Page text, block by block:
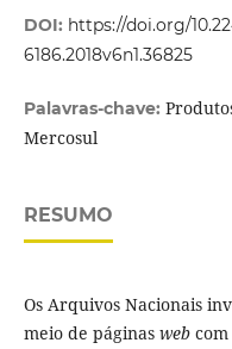
DOI: https://doi.org/
6186.2018v6n1.36825
Palavras-chave:
Mercosul
RESUMO
Os Arquivos Nacionais
meio de páginas web